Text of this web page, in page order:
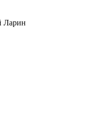
Ларин